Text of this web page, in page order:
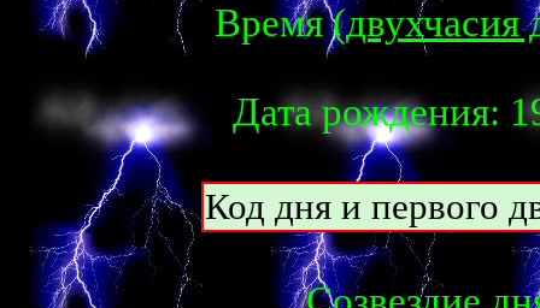
Время (двухчасия
Дата рождения:
Код дня и первого